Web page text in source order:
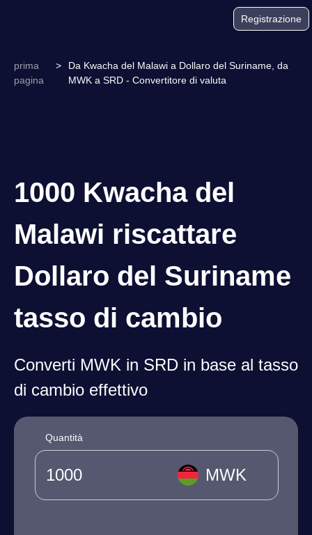
Registrazione
prima
pagina
>
Da Kwacha del Malawi a Dollaro del Suriname, da
MWK a SRD - Convertitore di valuta
1000 Kwacha del
Malawi riscattare
Dollaro del Suriname
tasso di cambio
Converti MWK in SRD in base al tasso
di cambio effettivo
Quantità
MWK